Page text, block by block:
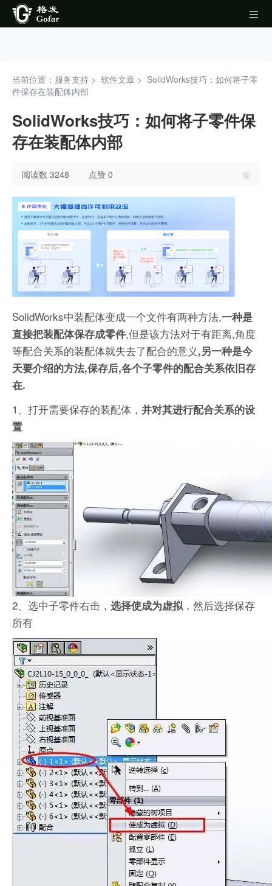
当前位置：服务支持 > 软件文章 > SolidWorks技巧：如何将子零
件保存在装配体内部
SolidWorks技巧：如何将子零件保
存在装配体内部
阅读数 3248 点赞 0
SolidWorks中装配体变成一个文件有两种方法,一种是
直接把装配体保存成零件,但是该方法对于有距离,角度
等配合关系的装配体就失去了配合的意义,另一种是今
天要介绍的方法,保存后,各个子零件的配合关系依旧存
在.
1、打开需要保存的装配体， 并对其进行配合关系的设
置
2、选中子零件右击， 选择使成为虚拟 ，然后选择保存
所有